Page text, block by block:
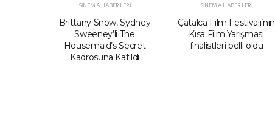
SINEMA HABERLERI
Brittany Snow, Sydney
Sweeney’li The
Housemaid’s Secret
Kadrosuna Katıldı
SINEMA HABERLERI
Çatalca Film Festivali’nin
Kısa Film Yarışması
finalistleri belli oldu